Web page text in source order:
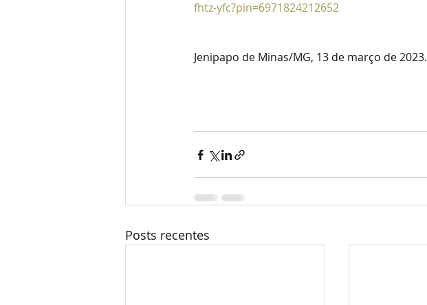
fhtz-yfc?pin=6971824212652
Jenipapo de Minas/MG, 13 de março de 2023.
Posts recentes